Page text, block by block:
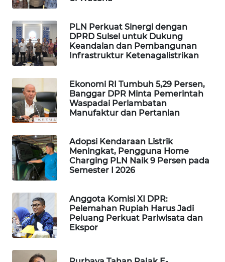
PLN Perkuat Sinergi dengan
DPRD Sulsel untuk Dukung
Keandalan dan Pembangunan
Infrastruktur Ketenagalistrikan
Ekonomi RI Tumbuh 5,29 Persen,
Banggar DPR Minta Pemerintah
Waspadai Perlambatan
Manufaktur dan Pertanian
Adopsi Kendaraan Listrik
Meningkat, Pengguna Home
Charging PLN Naik 9 Persen pada
Semester I 2026
Anggota Komisi XI DPR:
Pelemahan Rupiah Harus Jadi
Peluang Perkuat Pariwisata dan
Ekspor
PORTAL
KONSUMEN
FORWAMKI
FORJASIDA
NEWS
SITUNGIR
NEWS
SIDIKALANG
NEWS
SIBARAGAS
NEWS